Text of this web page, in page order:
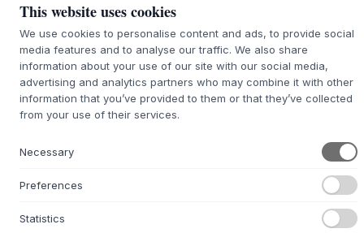
Merce ordinata circa 7-14 giorni di consegna
DESCRIZIONE
La panca Langelinie diNoble Denmark
diNoble Denmark
. La panca è realizzata in teak massiccio,
un'elegante struttura di gambe in acciaio a forma di arco.
insieme alla solida costruzione, garantisce una lunga
This website uses cookies
We use cookies to personalise content and ads, to provide social
media features and to analyse our traffic. We also share
information about your use of our site with our social media,
advertising and analytics partners who may combine it with other
information that you’ve provided to them or that they’ve collected
from your use of their services.
Necessary
Preferences
Statistics